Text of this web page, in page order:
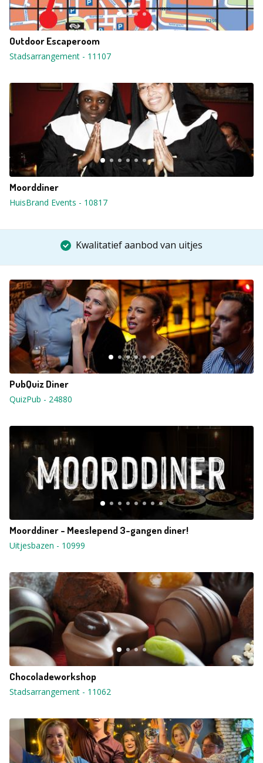
Outdoor Escaperoom
Stadsarrangement - 11107
Moorddiner
HuisBrand Events - 10817
Kwalitatief aanbod van uitjes
PubQuiz Diner
QuizPub - 24880
Moorddiner - Meeslepend 3-gangen diner!
Uitjesbazen - 10999
Chocoladeworkshop
Stadsarrangement - 11062